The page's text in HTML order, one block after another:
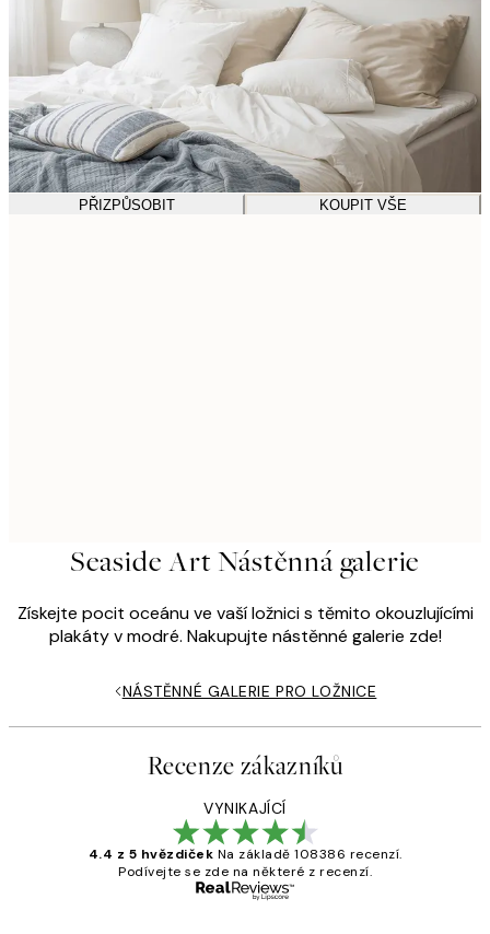
PŘIZPŮSOBIT KOUPIT VŠE
Seaside Art Nástěnná galerie
Získejte pocit oceánu ve vaší ložnici s těmito okouzlujícími
plakáty v modré. Nakupujte nástěnné galerie zde!
NÁSTĚNNÉ GALERIE PRO LOŽNICE
Recenze zákazníků
VYNIKAJÍCÍ
4.4 z 5 hvězdiček Na základě 108386 recenzí.
Podívejte se zde na některé z recenzí.